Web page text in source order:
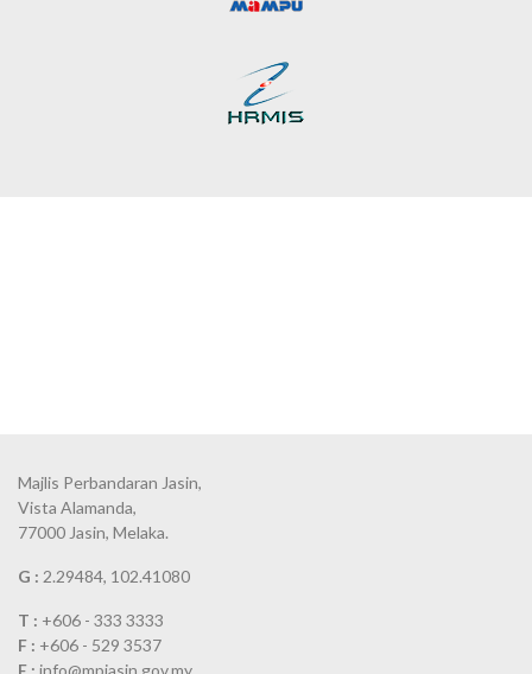
Majlis Perbandaran Jasin,
Vista Alamanda,
77000 Jasin, Melaka.
G : 2.29484, 102.41080
T : +606 - 333 3333
F : +606 - 529 3537
E : info@mpjasin.gov.my